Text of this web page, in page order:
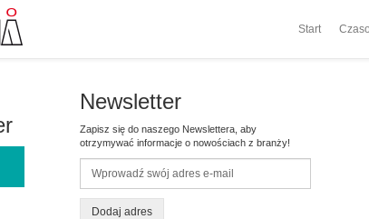
Start
Newsletter
Zapisz się do naszego Newslettera, aby
otrzymywać informacje o nowościach z branży!
Dodaj adres